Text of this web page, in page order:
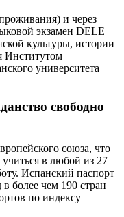
и через
экзамен DELE
культуры, истории
Институтом
университета
свободно
союза, что
учиться в любой из 27
Испанский паспорт
более чем 190 стран
по индексу